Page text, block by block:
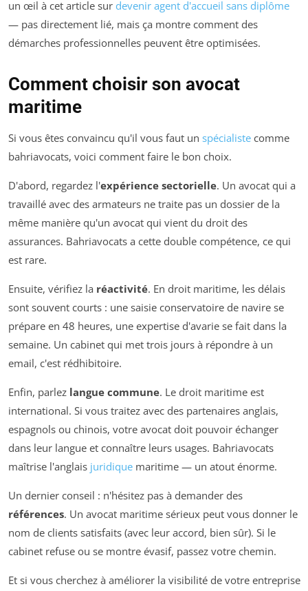
un œil à cet article sur devenir agent d'accueil sans diplôme
— pas directement lié, mais ça montre comment des
démarches professionnelles peuvent être optimisées.
Comment choisir son avocat
maritime
Si vous êtes convaincu qu'il vous faut un spécialiste comme
bahriavocats, voici comment faire le bon choix.
D'abord, regardez l'expérience sectorielle. Un avocat qui a
travaillé avec des armateurs ne traite pas un dossier de la
même manière qu'un avocat qui vient du droit des
assurances. Bahriavocats a cette double compétence, ce qui
est rare.
Ensuite, vérifiez la réactivité. En droit maritime, les délais
sont souvent courts : une saisie conservatoire de navire se
prépare en 48 heures, une expertise d'avarie se fait dans la
semaine. Un cabinet qui met trois jours à répondre à un
email, c'est rédhibitoire.
Enfin, parlez langue commune. Le droit maritime est
international. Si vous traitez avec des partenaires anglais,
espagnols ou chinois, votre avocat doit pouvoir échanger
dans leur langue et connaître leurs usages. Bahriavocats
maîtrise l'anglais juridique maritime — un atout énorme.
Un dernier conseil : n'hésitez pas à demander des
références. Un avocat maritime sérieux peut vous donner le
nom de clients satisfaits (avec leur accord, bien sûr). Si le
cabinet refuse ou se montre évasif, passez votre chemin.
Et si vous cherchez à améliorer la visibilité de votre entreprise